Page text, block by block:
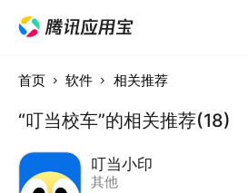
首页 软件 相关推荐
“叮当校车”的相关推荐(18)
叮当小印
其他